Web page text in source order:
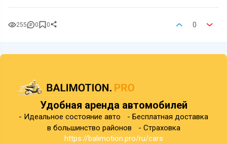
255 0 0 0
Удобная аренда автомобилей
- Идеальное состояние авто - Бесплатная доставка
в большинство районов - Страховка
https://balimotion.pro/ru/cars